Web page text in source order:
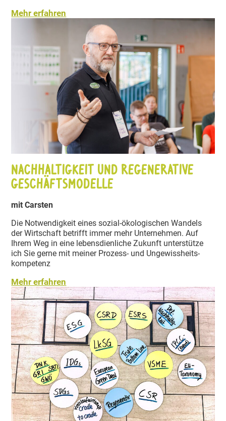
Mehr erfahren
Nachhal­tigkeit und regene­rative
Geschäfts­mo­delle
mit Carsten
Die Notwen­digkeit eines sozial-ökolo­gi­schen Wandels
der Wirtschaft betrifft immer mehr Unter­nehmen. Auf
Ihrem Weg in eine lebens­dien­liche Zukunft unter­stütze
ich Sie gerne mit meiner Prozess- und Ungewiss­heits­
kom­petenz
Mehr erfahren